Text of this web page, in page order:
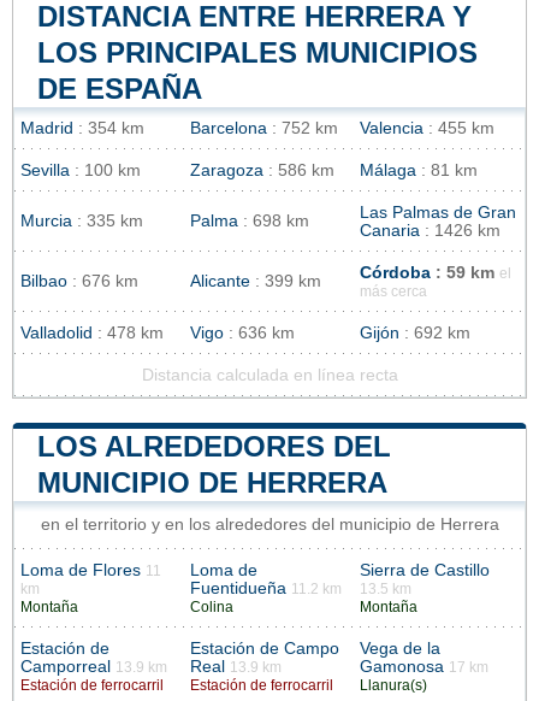
DISTANCIA ENTRE HERRERA Y
LOS PRINCIPALES MUNICIPIOS
DE ESPAÑA
Madrid : 354 km Barcelona : 752 km Valencia : 455 km
Sevilla : 100 km Zaragoza : 586 km Málaga : 81 km
Murcia : 335 km Palma : 698 km
Las Palmas de Gran
Canaria : 1426 km
Bilbao : 676 km Alicante : 399 km Córdoba : 59 km el
más cerca
Valladolid : 478 km Vigo : 636 km Gijón : 692 km
Distancia calculada en línea recta
LOS ALREDEDORES DEL
MUNICIPIO DE HERRERA
en el territorio y en los alrededores del municipio de Herrera
Loma de Flores 11
km
Montaña
Loma de
Fuentidueña 11.2 km
Colina
Sierra de Castillo
13.5 km
Montaña
Estación de
Camporreal 13.9 km
Estación de ferrocarril
Estación de Campo
Real 13.9 km
Estación de ferrocarril
Vega de la
Gamonosa 17 km
Llanura(s)